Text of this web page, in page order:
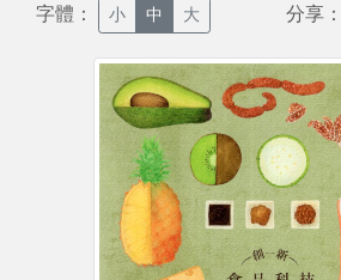
字體： 小 中 大 分享：